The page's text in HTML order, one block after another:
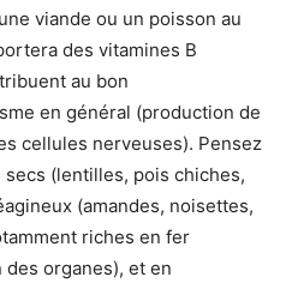
viande ou un poisson au
des vitamines B
au bon
en général (production de
cellules nerveuses). Pensez
(lentilles, pois chiches,
(amandes, noisettes,
riches en fer
des organes), et en